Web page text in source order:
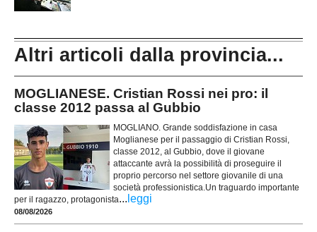
Altri articoli dalla provincia...
MOGLIANESE. Cristian Rossi nei pro: il
classe 2012 passa al Gubbio
MOGLIANO. Grande soddisfazione in casa
Moglianese per il passaggio di Cristian Rossi,
classe 2012, al Gubbio, dove il giovane
attaccante avrà la possibilità di proseguire il
proprio percorso nel settore giovanile di una
società professionistica.Un traguardo importante
per il ragazzo, protagonista... leggi
08/08/2026